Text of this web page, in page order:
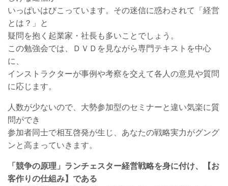
いっぱいはびこっています。その迷信に惑わされて「経営
とは？」と
疑問を抱く起業家・社長も多いことでしょう。
この勉強会では、ＤＶＤを見ながら専門テキストを中心
に、
インストラクターが事例や考察を交えて各人の意見や質問
に応じます。
人数が少ないので、大勢参加型のセミナーと違い気楽に質
問ができ
参加者同士で相互啓発が生じ、あなたの戦略実力がグング
ンと高まっていきます。
「競争の原理」ランチェスター経営戦略を身に付け、
【お
客作りの仕組み】である